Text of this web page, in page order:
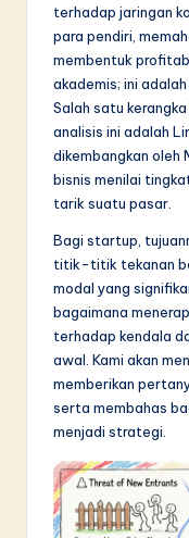
si
L
in
A
&
S
terhadap jaringan
para pendiri,
membentuk
akademis; ini
Salah satu
analisis ini adalah
dikembangkan oleh
bisnis menilai
tarik suatu pasar.
Bagi startup,
titik-titik tekanan
modal yang
bagaimana
terhadap kendala
awal. Kami akan
memberikan
serta membahas
menjadi strategi.